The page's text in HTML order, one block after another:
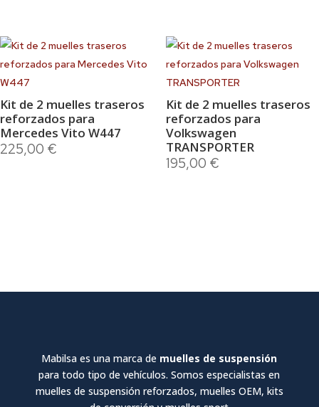
Kit de 2 muelles traseros
reforzados para
Mercedes Vito W447
225,00 €
Kit de 2 muelles traseros
reforzados para
Volkswagen
TRANSPORTER
195,00 €
Mabilsa es una marca de muelles de suspensión
para todo tipo de vehículos. Somos especialistas en
muelles de suspensión reforzados, muelles OEM, kits